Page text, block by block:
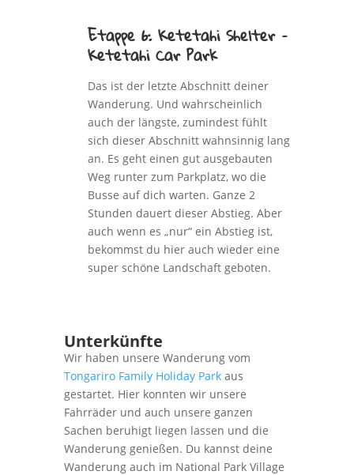
Etappe 6: Ketetahi Shelter –
Ketetahi Car Park
Das ist der letzte Abschnitt deiner
Wanderung. Und wahrscheinlich
auch der längste, zumindest fühlt
sich dieser Abschnitt wahnsinnig lang
an. Es geht einen gut ausgebauten
Weg runter zum Parkplatz, wo die
Busse auf dich warten. Ganze 2
Stunden dauert dieser Abstieg. Aber
auch wenn es „nur“ ein Abstieg ist,
bekommst du hier auch wieder eine
super schöne Landschaft geboten.
Unterkünfte
Wir haben unsere Wanderung vom
Tongariro Family Holiday Parkaus
gestartet. Hier konnten wir unsere
Fahrräder und auch unsere ganzen
Sachen beruhigt liegen lassen und die
Wanderung genießen. Du kannst deine
Wanderung auch im National Park Village